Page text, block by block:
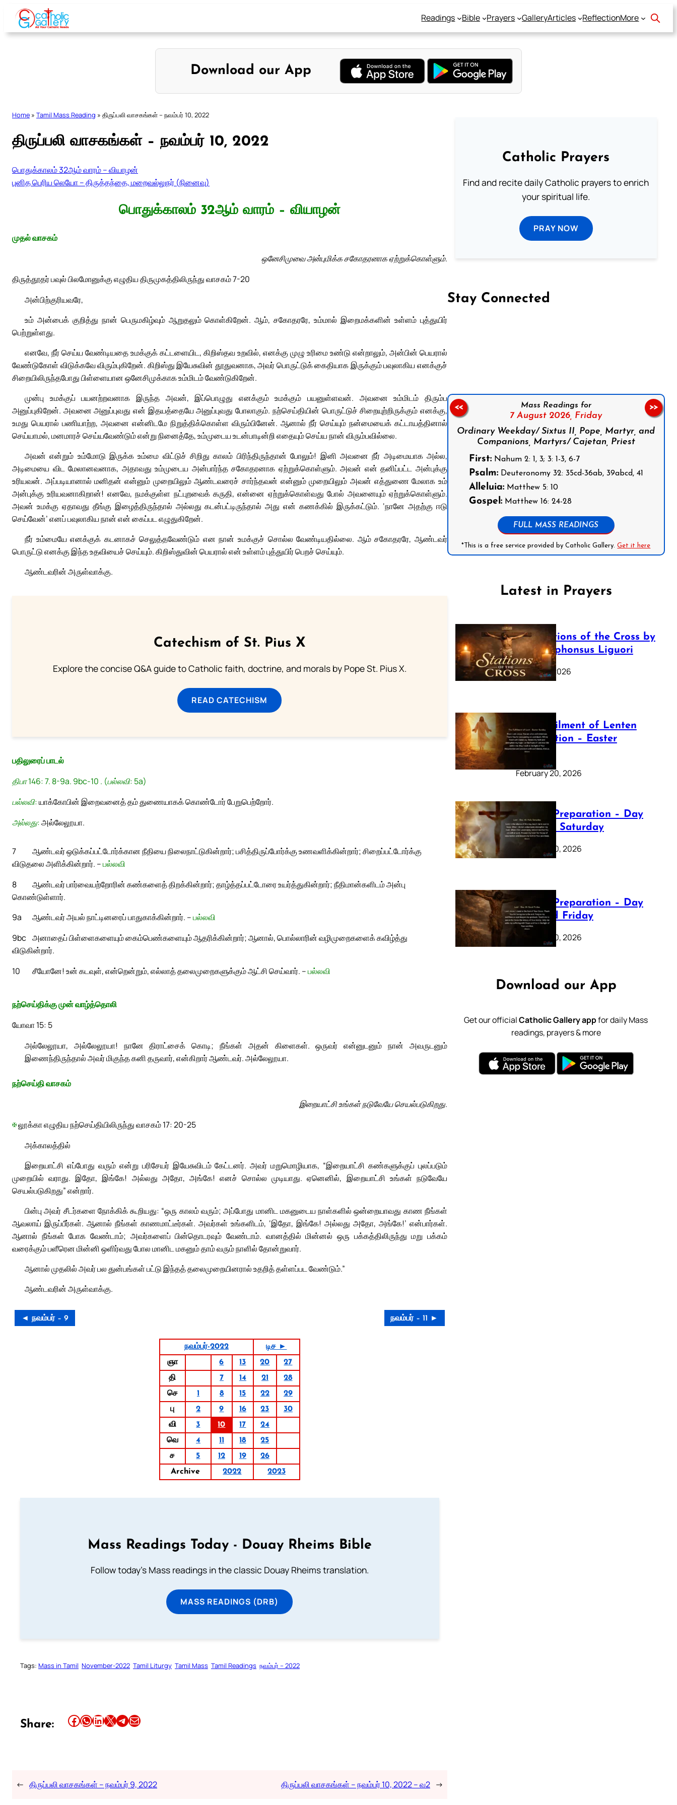
Skip
content
Readings Bible Prayers GalleryArticles ReflectionMore
Download our App
Home » Tamil Mass Reading » திருப்பலி வாசகங்கள் – நவம்பர் 10, 2022
திருப்பலி வாசகங்கள் – நவம்பர் 10, 2022
பொதுக்காலம் 32ஆம் வாரம் – வியாழன்
புனித பெரிய லெயோ – திருத்தந்தை, மறைவல்லுநர் (நினைவு)
பொதுக்காலம் 32ஆம் வாரம் – வியாழன்
முதல் வாசகம்
ஒனேசிமுவை அன்புமிக்க சகோதரனாக ஏற்றுக்கொள்ளும்.
திருத்தூதர் பவுல் பிலமோனுக்கு எழுதிய திருமுகத்திலிருந்து வாசகம் 7-20
அன்பிற்குரியவரே,
உம் அன்பைக் குறித்து நான் பெருமகிழ்வும் ஆறுதலும் கொள்கிறேன். ஆம், சகோதரரே, உம்மால் இறைமக்களின் உள்ளம் புத்துயிர்
பெற்றுள்ளது.
எனவே, நீர் செய்ய வேண்டியதை உமக்குக் கட்டளையிட, கிறிஸ்தவ உறவில், எனக்கு முழு உரிமை உண்டு என்றாலும், அன்பின் பெயரால்
வேண்டுகோள் விடுக்கவே விரும்புகிறேன். கிறிஸ்து இயேசுவின் தூதுவனாக, அவர் பொருட்டுக் கைதியாக இருக்கும் பவுலாகிய எனக்குச்
சிறையிலிருந்தபோது பிள்ளையான ஒனேசிமுக்காக உம்மிடம் வேண்டுகிறேன்.
முன்பு உமக்குப் பயனற்றவனாக இருந்த அவன், இப்பொழுது எனக்கும் உமக்கும் பயனுள்ளவன். அவனை உம்மிடம் திரும்ப
அனுப்புகிறேன். அவனை அனுப்புவது என் இதயத்தையே அனுப்புவது போலாகும். நற்செய்தியின் பொருட்டுச் சிறையுற்றிருக்கும் எனக்கு,
உமது பெயரால் பணியாற்ற, அவனை என்னிடமே நிறுத்திக்கொள்ள விரும்பினேன். ஆனால் நீர் செய்யும் நன்மையைக் கட்டாயத்தினால்
செய்யாமல், மனமாரச் செய்யவேண்டும் என்று நினைத்தே, உம்முடைய உடன்பாடின்றி எதையும் செய்ய நான் விரும்பவில்லை.
அவன் என்றும் உம்மோடு இருக்க உம்மை விட்டுச் சிறிது காலம் பிரிந்திருந்தான் போலும்! இனி அவனை நீர் அடிமையாக அல்ல,
அடிமையை விட மேலானவனாக, அதாவது உம்முடைய அன்பார்ந்த சகோதரனாக ஏற்றுக்கொள்ளும். அவன் என் தனிப்பட்ட அன்புக்கு
உரியவன். அப்படியானால் மனிதன் என்னும் முறையிலும் ஆண்டவரைச் சார்ந்தவன் என்னும் முறையிலும் அவன் எத்துணை மேலாக உம்
அன்புக்கு உரியவனாகிறான்! எனவே, நமக்குள்ள நட்புறவைக் கருதி, என்னை ஏற்றுக்கொள்வது போல் அவனையும் ஏற்றுக்கொள்ளும்.
அவன் உமக்கு ஏதாவது தீங்கு இழைத்திருந்தால் அல்லது கடன்பட்டிருந்தால் அது என் கணக்கில் இருக்கட்டும். ‘நானே அதற்கு ஈடு
செய்வேன்’ எனப் பவுலாகிய நான் என் கைப்பட எழுதுகிறேன்.
நீர் உம்மையே எனக்குக் கடனாகச் செலுத்தவேண்டும் என நான் உமக்குச் சொல்ல வேண்டியதில்லை. ஆம் சகோதரரே, ஆண்டவர்
பொருட்டு எனக்கு இந்த உதவியைச் செய்யும். கிறிஸ்துவின் பெயரால் என் உள்ளம் புத்துயிர் பெறச் செய்யும்.
ஆண்டவரின் அருள்வாக்கு.
Catechism of St. Pius X
Explore the concise Q&A guide to Catholic faith, doctrine, and morals by Pope St. Pius X.
READ CATECHISM
பதிலுரைப் பாடல்
திபா 146: 7. 8-9a. 9bc-10 . (பல்லவி: 5a)
பல்லவி:யாக்கோபின் இறைவனைத் தம் துணையாகக் கொண்டோர் பேறுபெற்றோர்.
அல்லது:அல்லேலூயா.
7
ஆண்டவர் ஒடுக்கப்பட்டோர்க்கான நீதியை நிலைநாட்டுகின்றார்; பசித்திருப்போர்க்கு உணவளிக்கின்றார்; சிறைப்பட்டோர்க்கு
விடுதலை அளிக்கின்றார். –பல்லவி
8
ஆண்டவர் பார்வையற்றோரின் கண்களைத் திறக்கின்றார்; தாழ்த்தப்பட்டோரை உயர்த்துகின்றார்; நீதிமான்களிடம் அன்பு
கொண்டுள்ளார்.
9a
ஆண்டவர் அயல் நாட்டினரைப் பாதுகாக்கின்றார். –பல்லவி
9bc அனாதைப் பிள்ளைகளையும் கைம்பெண்களையும் ஆதரிக்கின்றார்; ஆனால், பொல்லாரின் வழிமுறைகளைக் கவிழ்த்து
விடுகின்றார்.
10
சீயோனே! உன் கடவுள், என்றென்றும், எல்லாத் தலைமுறைகளுக்கும் ஆட்சி செய்வார். –பல்லவி
நற்செய்திக்கு முன் வாழ்த்தொலி
யோவா 15: 5
அல்லேலூயா, அல்லேலூயா! நானே திராட்சைக் கொடி; நீங்கள் அதன் கிளைகள். ஒருவர் என்னுடனும் நான் அவருடனும்
இணைந்திருந்தால் அவர் மிகுந்த கனி தருவார், என்கிறார் ஆண்டவர். அல்லேலூயா.
நற்செய்தி வாசகம்
இறையாட்சி உங்கள் நடுவேயே செயல்படுகிறது.
✠லூக்கா எழுதிய நற்செய்தியிலிருந்து வாசகம் 17: 20-25
அக்காலத்தில்
இறையாட்சி எப்போது வரும் என்று பரிசேயர் இயேசுவிடம் கேட்டனர். அவர் மறுமொழியாக, “இறையாட்சி கண்களுக்குப் புலப்படும்
முறையில் வராது. இதோ, இங்கே! அல்லது அதோ, அங்கே! எனச் சொல்ல முடியாது. ஏனெனில், இறையாட்சி உங்கள் நடுவேயே
செயல்படுகிறது” என்றார்.
பின்பு அவர் சீடர்களை நோக்கிக் கூறியது: “ஒரு காலம் வரும்; அப்போது மானிட மகனுடைய நாள்களில் ஒன்றையாவது காண நீங்கள்
ஆவலாய் இருப்பீர்கள். ஆனால் நீங்கள் காணமாட்டீர்கள். அவர்கள் உங்களிடம், ‘இதோ, இங்கே! அல்லது அதோ, அங்கே!’ என்பார்கள்.
ஆனால் நீங்கள் போக வேண்டாம்; அவர்களைப் பின்தொடரவும் வேண்டாம். வானத்தில் மின்னல் ஒரு பக்கத்திலிருந்து மறு பக்கம்
வரைக்கும் பளீரென மின்னி ஒளிர்வது போல மானிட மகனும் தாம் வரும் நாளில் தோன்றுவார்.
ஆனால் முதலில் அவர் பல துன்பங்கள் பட்டு இந்தத் தலைமுறையினரால் உதறித் தள்ளப்பட வேண்டும்.”
ஆண்டவரின் அருள்வாக்கு.
◄ நவம்பர் – 9 நவம்பர் – 11 ►
நவம்பர்-2022
டிச ►
ஞா
6 13 20
27
தி
7 14 21
28
செ
1 8 15 22
29
பு
2 9 16 23
30
வி
3 10 17
24
வெ
4 11 18
25
ச
5 12 19
26
Archive
2022 2023
Mass Readings Today - Douay Rheims Bible
Follow today's Mass readings in the classic Douay Rheims translation.
MASS READINGS (DRB)
Tags: Mass in Tamil November-2022 Tamil Liturgy Tamil Mass Tamil Readings நவம்பர் – 2022
Share: Share this article on Facebook Share this article on WhatsApp Share this article on LinkedIn Share this article on X Share this article on TelegramEmail this Article
← திருப்பலி வாசகங்கள் – நவம்பர் 9, 2022 திருப்பலி வாசகங்கள் – நவம்பர் 10, 2022 – வ2 →
Catholic Prayers
Find and recite daily Catholic prayers to enrich
your spiritual life.
PRAY NOW
Stay Connected
Follow us on Facebook
Mass Readings for
7 August 2026, Friday
Ordinary Weekday/ Sixtus II, Pope, Martyr, and
Companions, Martyrs/ Cajetan, Priest
First:Nahum 2: 1, 3; 3: 1-3, 6-7
Psalm:Deuteronomy 32: 35cd-36ab, 39abcd, 41
Alleluia:Matthew 5: 10
Gospel:Matthew 16: 24-28
FULL MASS READINGS
*This is a free service provided by Catholic Gallery.Get it here
<< >>
Latest in Prayers
The Stations of the Cross by
Saint Alphonsus Liguori
March 16, 2026
The Fulfilment of Lenten
Preparation – Easter
Sunday
February 20, 2026
Lenten Preparation – Day
40: Holy Saturday
February 20, 2026
Lenten Preparation – Day
39: Good Friday
February 20, 2026
Download our App
Get our officialCatholic Gallery appfor daily Mass
readings, prayers & more